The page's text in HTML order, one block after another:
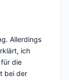
Allerdings
ich
die
bei der